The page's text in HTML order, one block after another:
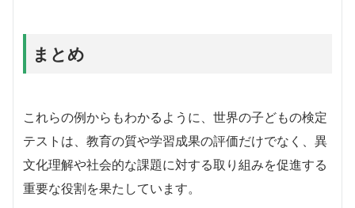
まとめ
これらの例からもわかるように、世界の子どもの検定
テストは、教育の質や学習成果の評価だけでなく、異
文化理解や社会的な課題に対する取り組みを促進する
重要な役割を果たしています。